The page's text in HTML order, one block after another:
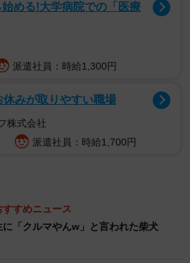
あるか…（困惑）」
間が入ってるわけでもなく、車だ
るから車かもしれません」
める!大学病院での「医療
派遣社員：時給1,300円
休みが取りやすい職場
株式会社
派遣社員：時給1,700円
すすめニュース
に「クルマやんw」と言われた柴犬